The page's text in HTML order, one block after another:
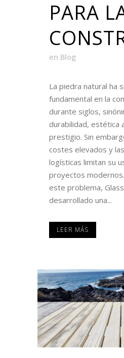
PARA
en Blog
La piedra natural ha
fundamental en la
durante siglos,
durabilidad, estética
prestigio. Sin
costes elevados y
logísticas limitan su
proyectos
este problema,
desarrollado una...
LEER MÁS